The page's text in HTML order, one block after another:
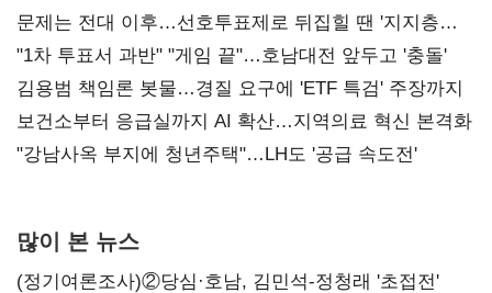
문제는 전대 이후…선호투표제로 뒤집힐 땐 '지지층
불복'
"1차 투표서 과반" "게임 끝"…호남대전 앞두고 '충돌'
김용범 책임론 봇물…경질 요구에 'ETF 특검' 주장까지
보건소부터 응급실까지 AI 확산…지역의료 혁신 본격화
"강남사옥 부지에 청년주택"…LH도 '공급 속도전'
많이 본 뉴스
(정기여론조사)②당심·호남, 김민석-정청래 '초접전'